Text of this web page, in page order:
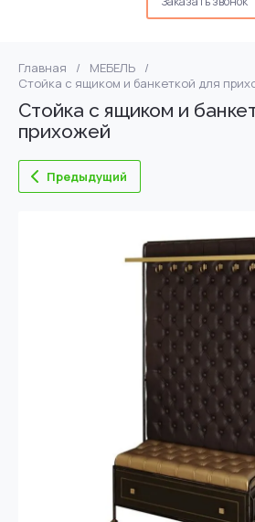
Главная / МЕБЕЛЬ
/
Стойка с ящиком и банкеткой для
Стойка с ящиком и
прихожей
Предыдущий